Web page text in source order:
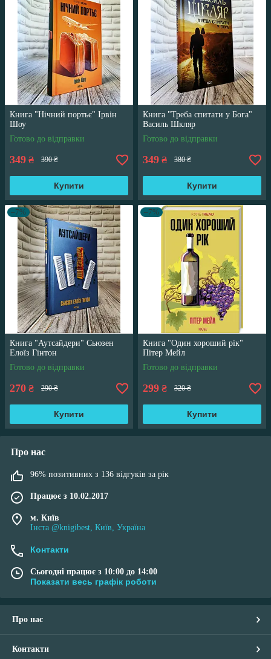
Книга "Нічний портьє" Ірвін
Шоу
Готово до відправки
349 ₴ 390 ₴
Купити
Книга "Треба спитати у Бога"
Василь Шкляр
Готово до відправки
349 ₴ 380 ₴
Купити
–7%
Книга "Аутсайдери" Сьюзен
Елоїз Гінтон
Готово до відправки
270 ₴ 290 ₴
Купити
–7%
Книга "Один хороший рік"
Пітер Мейл
Готово до відправки
299 ₴ 320 ₴
Купити
Про нас
96% позитивних з 136 відгуків за рік
Працює з 10.02.2017
м. Київ
Інста @knigibest, Київ, Україна
Контакти
Сьогодні працює з 10:00 до 14:00
Показати весь графік роботи
Про нас
Контакти